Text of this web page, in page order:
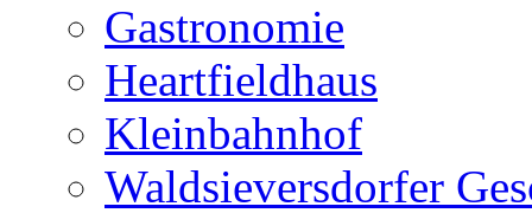
Gastronomie
Heartfieldhaus
Kleinbahnhof
Waldsieversdorfer